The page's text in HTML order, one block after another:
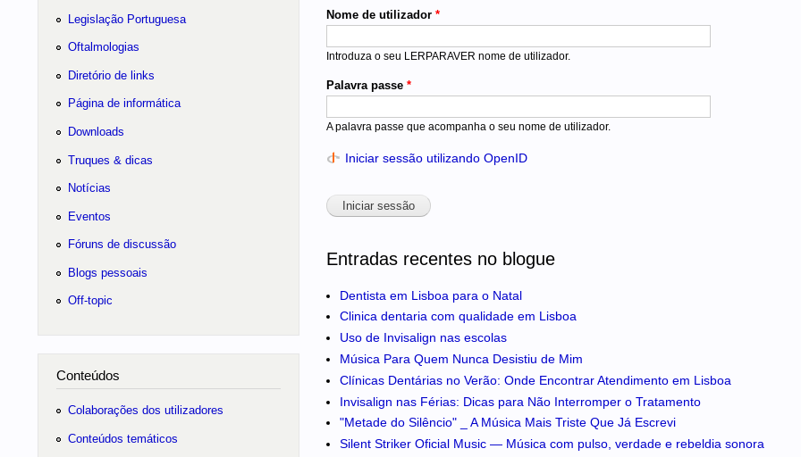
Nome de utilizador *
Introduza o seu LERPARAVER nome de utilizador.
Palavra passe *
A palavra passe que acompanha o seu nome de utilizador.
Iniciar sessão utilizando OpenID
Entradas recentes no blogue
Dentista em Lisboa para o Natal
Clinica dentaria com qualidade em Lisboa
Uso de Invisalign nas escolas
Música Para Quem Nunca Desistiu de Mim
Clínicas Dentárias no Verão: Onde Encontrar Atendimento em Lisboa
Invisalign nas Férias: Dicas para Não Interromper o Tratamento
"Metade do Silêncio" _ A Música Mais Triste Que Já Escrevi
Silent Striker Oficial Music — Música com pulso, verdade e rebeldia sonora
Legislação Portuguesa
Oftalmologias
Diretório de links
Página de informática
Downloads
Truques & dicas
Notícias
Eventos
Fóruns de discussão
Blogs pessoais
Off-topic
Conteúdos
Colaborações dos utilizadores
Conteúdos temáticos